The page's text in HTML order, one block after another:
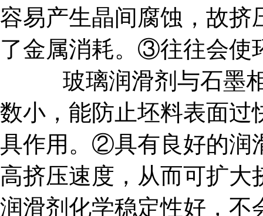
容易产生晶间腐蚀，故挤
了金属消耗。③往往会使
玻璃润滑剂与石墨
数小，能防止坯料表面过
具作用。②具有良好的润
高挤压速度，从而可扩
润滑剂化学稳定性好，